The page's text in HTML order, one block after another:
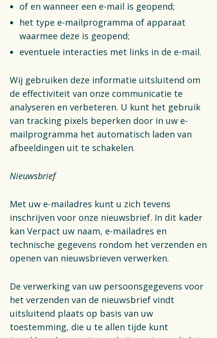
of en wanneer een e-mail is geopend;
het type e-mailprogramma of apparaat
waarmee deze is geopend;
eventuele interacties met links in de e-mail.
Wij gebruiken deze informatie uitsluitend om
de effectiviteit van onze communicatie te
analyseren en verbeteren. U kunt het gebruik
van tracking pixels beperken door in uw e-
mailprogramma het automatisch laden van
afbeeldingen uit te schakelen.
Nieuwsbrief
Met uw e-mailadres kunt u zich tevens
inschrijven voor onze nieuwsbrief. In dit kader
kan Verpact uw naam, e-mailadres en
technische gegevens rondom het verzenden en
openen van nieuwsbrieven verwerken.
De verwerking van uw persoonsgegevens voor
het verzenden van de nieuwsbrief vindt
uitsluitend plaats op basis van uw
toestemming, die u te allen tijde kunt